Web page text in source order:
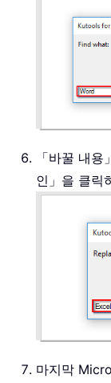
End
「바꿀 내
인」을 클릭
마지막